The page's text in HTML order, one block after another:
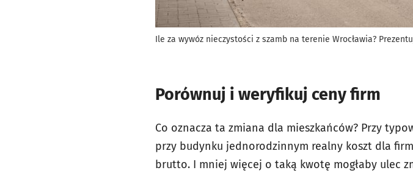
Ile za wywóz nieczystości z szamb na terenie Wrocławia?
Porównuj i weryfikuj ceny firm
Co oznacza ta zmiana dla mieszkańców? Przy
przy budynku jednorodzinnym realny koszt dla
brutto. I mniej więcej o taką kwotę mogłaby ulec